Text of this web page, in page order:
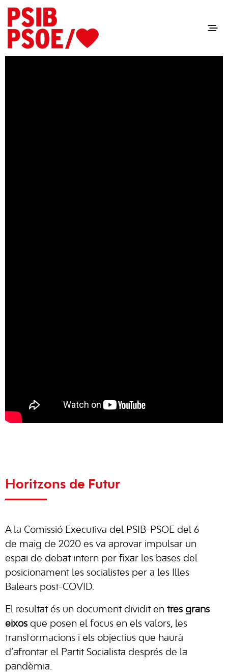
Horitzons de Futur
A la Comissió Executiva del PSIB-PSOE del 6
de maig de 2020 es va aprovar impulsar un
espai de debat intern per fixar les bases del
posicionament les socialistes per a les Illes
Balears post-COVID.
El resultat és un document dividit en tres grans
eixos que posen el focus en els valors, les
transformacions i els objectius que haurà
d’afrontar el Partit Socialista després de la
pandèmia.